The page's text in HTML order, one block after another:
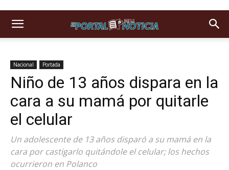
Nacional Portada
Niño de 13 años dispara en la
cara a su mamá por quitarle
el celular
Un adolescente de 13 años disparó a su mamá en la
cara por castigarlo quitándole el celular; los hechos
ocurrieron en Polanco